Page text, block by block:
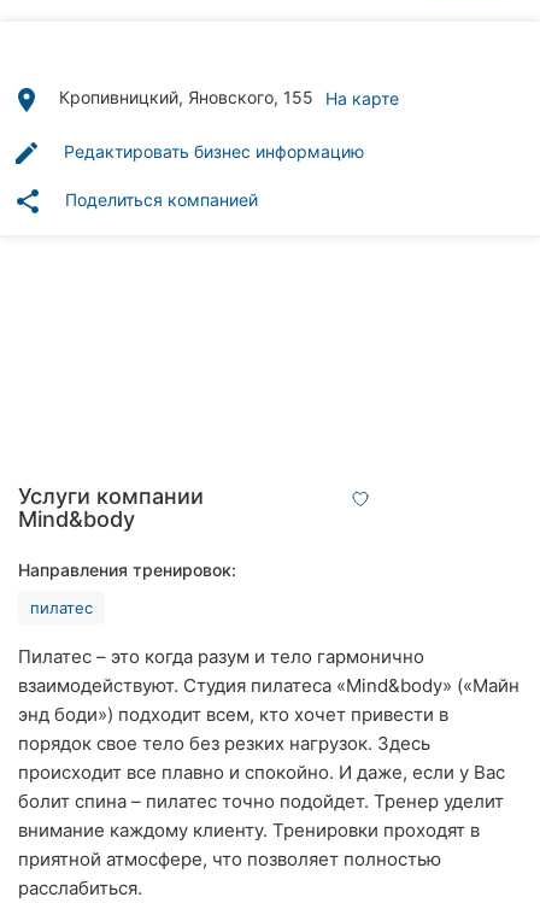
рубрики
Тернополь
Хмельницкий
Одесса
Киев
Харьков
Запорожье
Днепр
place Кропивницкий, Яновского, 155 На карте
edit Редактировать бизнес информацию
share Поделиться компанией
Услуги компании
Mind&body
Направления тренировок:
пилатес
Пилатес – это когда разум и тело гармонично
взаимодействуют. Студия пилатеса «Mind&body» («Майн
энд боди») подходит всем, кто хочет привести в
порядок свое тело без резких нагрузок. Здесь
происходит все плавно и спокойно. И даже, если у Вас
болит спина – пилатес точно подойдет. Тренер уделит
внимание каждому клиенту. Тренировки проходят в
приятной атмосфере, что позволяет полностью
расслабиться.